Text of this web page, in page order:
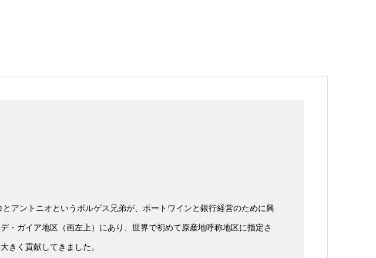
アントニオというボルゲス兄弟が、ポートワインと銀行経営のために興
・ガイア地区（画左上）にあり、世界で初めて原産地呼称地区に指定さ
きく貢献してきました。